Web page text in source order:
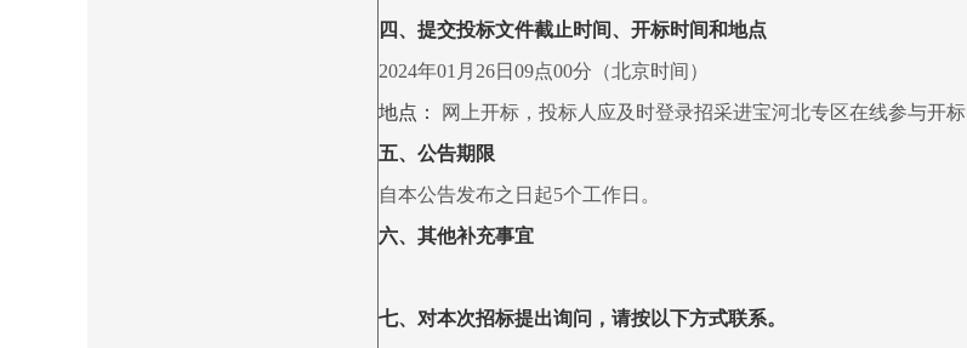
四、提交投标文件截止时间、开标时间和地点
2024年01月26日09点00分（北京时间）
地点：
网上开标，投标人应及时登录招采进宝河北专区在线参与开标
五、公告期限
自本公告发布之日起5个工作日。
六、其他补充事宜
七、对本次招标提出询问，请按以下方式联系。